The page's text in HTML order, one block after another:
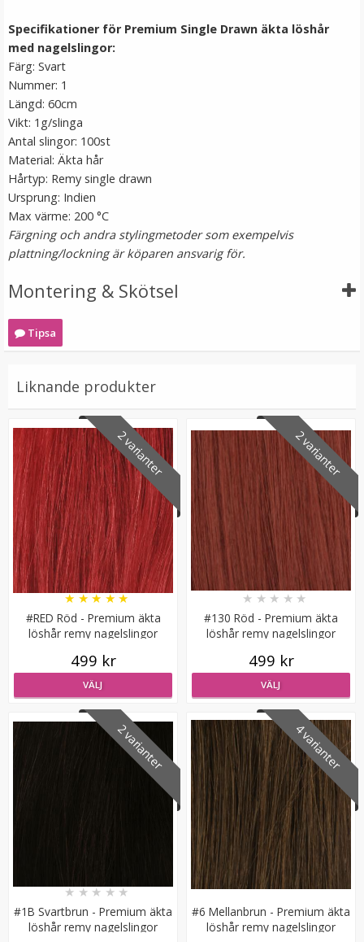
Platt tång för isättning av microringar - Svart
LÄGG I VARUKORG
Mizzy Tangler brush - Leopardmönster rosa
★★ ★★
LÄGG I VARUKORG
Microringar ca: 200st - Svarta
LÄGG I VARUKORG
Specifikationer för Premium Single Drawn äkta löshår
med nagelslingor:
Färg: Svart
Nummer: 1
Längd: 60cm
Vikt: 1g/slinga
Antal slingor: 100st
Material: Äkta hår
Hårtyp: Remy single drawn
Ursprung: Indien
Max värme: 200 °C
Färgning och andra stylingmetoder som exempelvis
plattning/lockning är köparen ansvarig för.
Montering & Skötsel
Tipsa
Liknande produkter
2 varianter
#RED Röd - Premium äkta
löshår remy nagelslingor
★★★★★
499 kr
VÄLJ
2 varianter
#130 Röd - Premium äkta
löshår remy nagelslingor
★ ★ ★ ★ ★
499 kr
VÄLJ
2 varianter
#1B Svartbrun - Premium äkta
löshår remy nagelslingor
★★★★★
4 varianter
#6 Mellanbrun - Premium äkta
löshår remy nagelslingor